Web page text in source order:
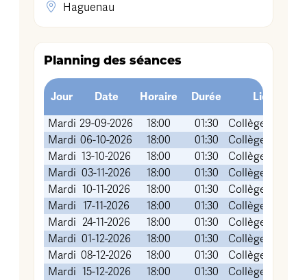
Haguenau
Planning des séances
Jour Date Horaire Durée
Lieu
Mardi 29-09-2026 18:00 01:30
Collège FOCH
Mardi 06-10-2026 18:00 01:30
Collège FOCH
Mardi 13-10-2026 18:00 01:30
Collège FOCH
Mardi 03-11-2026 18:00 01:30
Collège FOCH
Mardi 10-11-2026 18:00 01:30
Collège FOCH
Mardi 17-11-2026 18:00 01:30
Collège FOCH
Mardi 24-11-2026 18:00 01:30
Collège FOCH
Mardi 01-12-2026 18:00 01:30
Collège FOCH
Mardi 08-12-2026 18:00 01:30
Collège FOCH
Mardi 15-12-2026 18:00 01:30
Collège FOCH